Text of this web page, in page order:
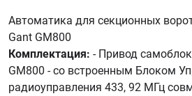
Автоматика для секционных
Gant GM800
Комплектация: - Привод
GM800 - со встроенным Блоком
радиоуправления 433, 92 МГц